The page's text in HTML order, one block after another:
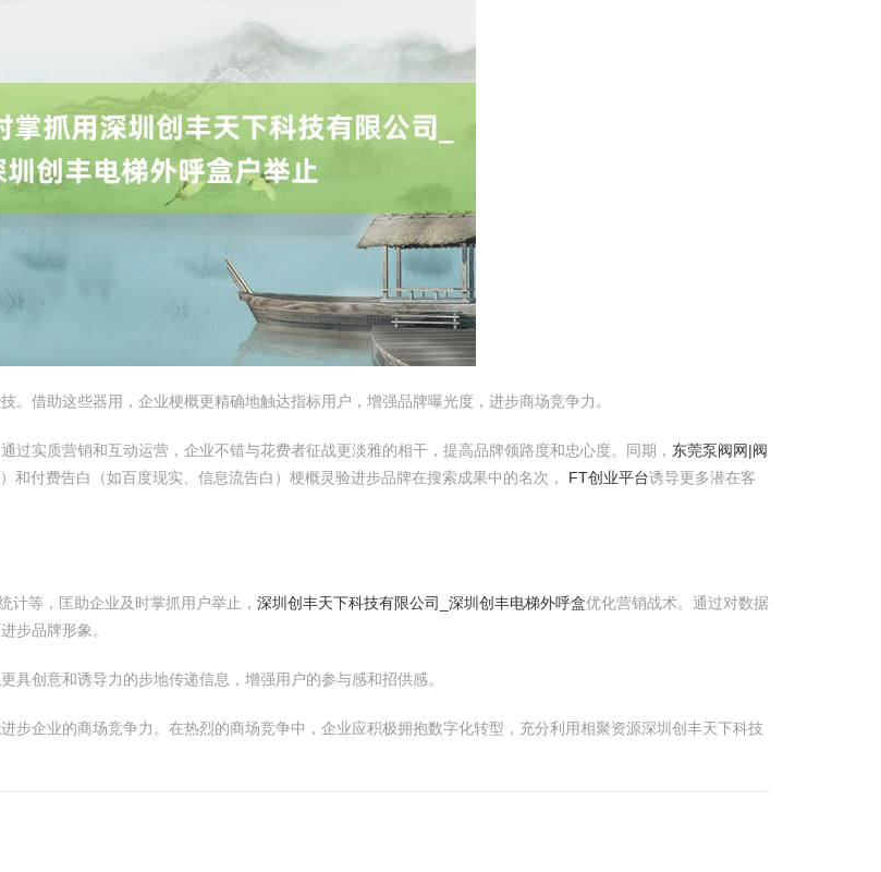
借助这些器用，企业梗概更精确地触达指标用户，增强品牌曝光度，进步商场竞争力。
实质营销和互动运营，企业不错与花费者征战更淡雅的相干，提高品牌领路度和忠心度。同期， 东莞泵阀网|阀
和付费告白（如百度现实、信息流告白）梗概灵验进步品牌在搜索成果中的名次， FT创业平台诱导更多潜在客
计等，匡助企业及时掌抓用户举止， 深圳创丰天下科技有限公司_深圳创丰电梯外呼盒优化营销战术。通过对数据
步品牌形象。
创意和诱导力的步地传递信息，增强用户的参与感和招供感。
步企业的商场竞争力。在热烈的商场竞争中，企业应积极拥抱数字化转型，充分利用相聚资源深圳创丰天下科技